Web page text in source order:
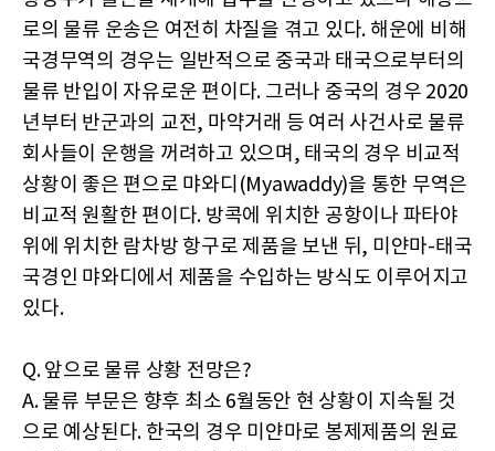
로의 물류 운송은 여전히 차질을 겪고 있다. 해운에 비해
국경무역의 경우는 일반적으로 중국과 태국으로부터의
물류 반입이 자유로운 편이다. 그러나 중국의 경우 2020
년부터 반군과의 교전, 마약거래 등 여러 사건사로 물류
회사들이 운행을 꺼려하고 있으며, 태국의 경우 비교적
상황이 좋은 편으로 먀와디(Myawaddy)을 통한 무역은
비교적 원활한 편이다. 방콕에 위치한 공항이나 파타야
위에 위치한 람차방 항구로 제품을 보낸 뒤, 미얀마-태국
국경인 먀와디에서 제품을 수입하는 방식도 이루어지고
있다.
Q. 앞으로 물류 상황 전망은?
A. 물류 부문은 향후 최소 6월동안 현 상황이 지속될 것
으로 예상된다. 한국의 경우 미얀마로 봉제제품의 원료